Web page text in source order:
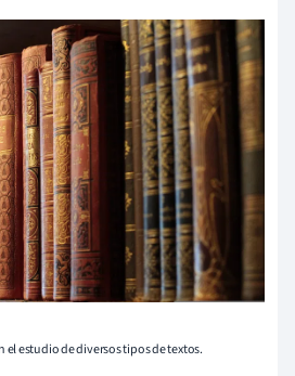
el estudio de diversos tipos de textos.